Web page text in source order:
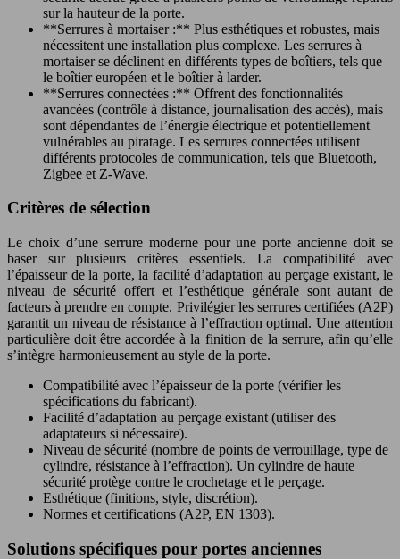
sur la hauteur de la porte.
**Serrures à mortaiser :** Plus esthétiques et robustes, mais
nécessitent une installation plus complexe. Les serrures à
mortaiser se déclinent en différents types de boîtiers, tels que
le boîtier européen et le boîtier à larder.
**Serrures connectées :** Offrent des fonctionnalités
avancées (contrôle à distance, journalisation des accès), mais
sont dépendantes de l’énergie électrique et potentiellement
vulnérables au piratage. Les serrures connectées utilisent
différents protocoles de communication, tels que Bluetooth,
Zigbee et Z-Wave.
Critères de sélection
Le choix d’une serrure moderne pour une porte ancienne doit se
baser sur plusieurs critères essentiels. La compatibilité avec
l’épaisseur de la porte, la facilité d’adaptation au perçage existant, le
niveau de sécurité offert et l’esthétique générale sont autant de
facteurs à prendre en compte. Privilégier les serrures certifiées (A2P)
garantit un niveau de résistance à l’effraction optimal. Une attention
particulière doit être accordée à la finition de la serrure, afin qu’elle
s’intègre harmonieusement au style de la porte.
Compatibilité avec l’épaisseur de la porte (vérifier les
spécifications du fabricant).
Facilité d’adaptation au perçage existant (utiliser des
adaptateurs si nécessaire).
Niveau de sécurité (nombre de points de verrouillage, type de
cylindre, résistance à l’effraction). Un cylindre de haute
sécurité protège contre le crochetage et le perçage.
Esthétique (finitions, style, discrétion).
Normes et certifications (A2P, EN 1303).
Solutions spécifiques pour portes anciennes